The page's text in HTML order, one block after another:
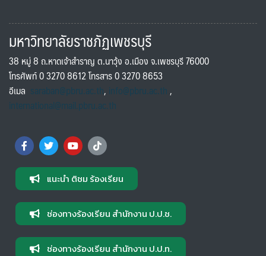
มหาวิทยาลัยราชภัฏเพชรบุรี
38 หมู่ 8 ถ.หาดเจ้าสำราญ ต.นาวุ้ง อ.เมือง จ.เพชรบุรี 76000
โทรศัพท์ 0 3270 8612 โทรสาร 0 3270 8653
อีเมล saraban@pbru.ac.th, info@pbru.ac.th,
international@mail.pbru.ac.th
แนะนำ ติชม ร้องเรียน
ช่องทางร้องเรียน สำนักงาน ป.ป.ช.
ช่องทางร้องเรียน สำนักงาน ป.ป.ท.